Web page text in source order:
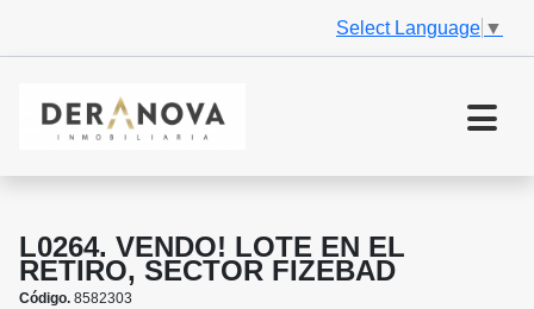
Select Language ▼
L0264. VENDO! LOTE EN EL
RETIRO, SECTOR FIZEBAD
Código. 8582303